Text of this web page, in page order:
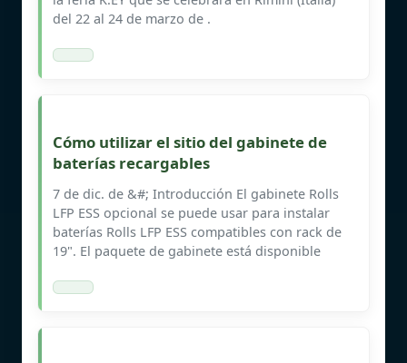
del 22 al 24 de marzo de .
Cómo utilizar el sitio del gabinete de
baterías recargables
7 de dic. de &#; Introducción El gabinete Rolls
LFP ESS opcional se puede usar para instalar
baterías Rolls LFP ESS compatibles con rack de
19". El paquete de gabinete está disponible